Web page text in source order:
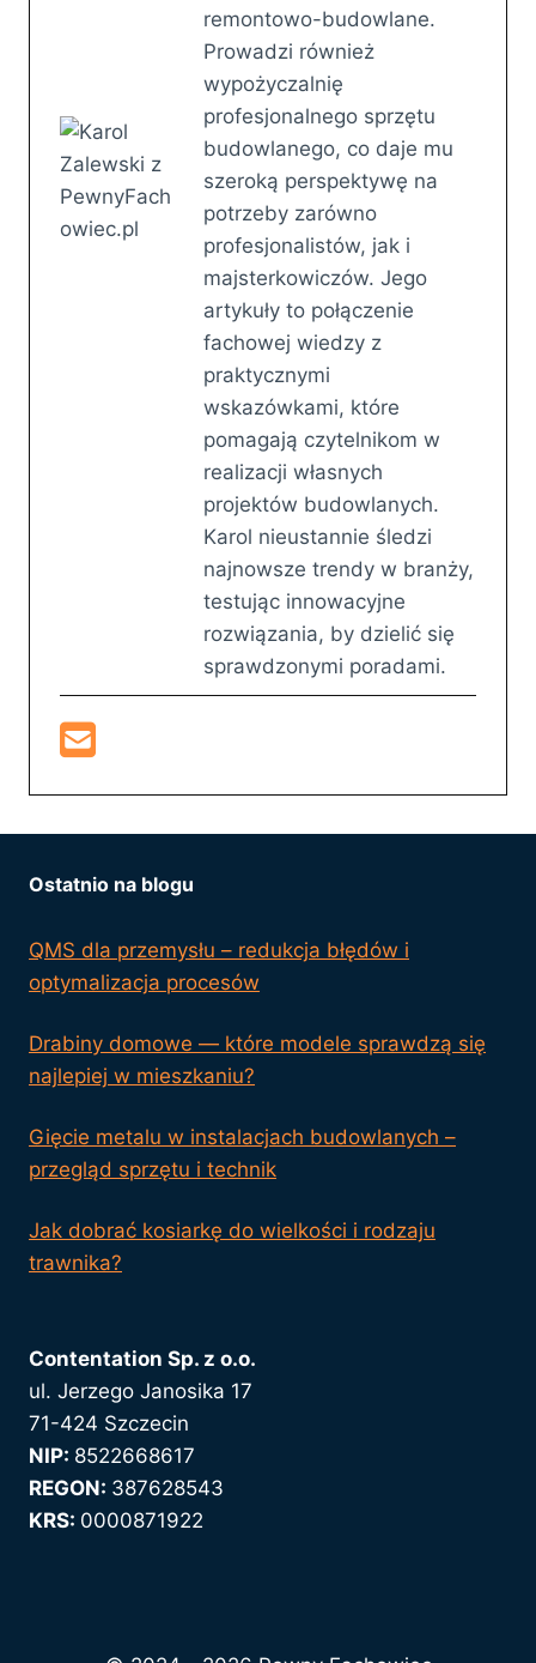
remontowo-budowlane.
Prowadzi również
wypożyczalnię
profesjonalnego sprzętu
budowlanego, co daje mu
szeroką perspektywę na
potrzeby zarówno
profesjonalistów, jak i
majsterkowiczów. Jego
artykuły to połączenie
fachowej wiedzy z
praktycznymi
wskazówkami, które
pomagają czytelnikom w
realizacji własnych
projektów budowlanych.
Karol nieustannie śledzi
najnowsze trendy w branży,
testując innowacyjne
rozwiązania, by dzielić się
sprawdzonymi poradami.
Ostatnio na blogu
QMS dla przemysłu – redukcja błędów i
optymalizacja procesów
Drabiny domowe — które modele sprawdzą się
najlepiej w mieszkaniu?
Gięcie metalu w instalacjach budowlanych –
przegląd sprzętu i technik
Jak dobrać kosiarkę do wielkości i rodzaju
trawnika?
Contentation Sp. z o.o.
ul. Jerzego Janosika 17
71-424 Szczecin
NIP: 8522668617
REGON: 387628543
KRS: 0000871922